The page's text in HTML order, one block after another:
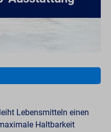
Lebensmitteln einen
Haltbarkeit